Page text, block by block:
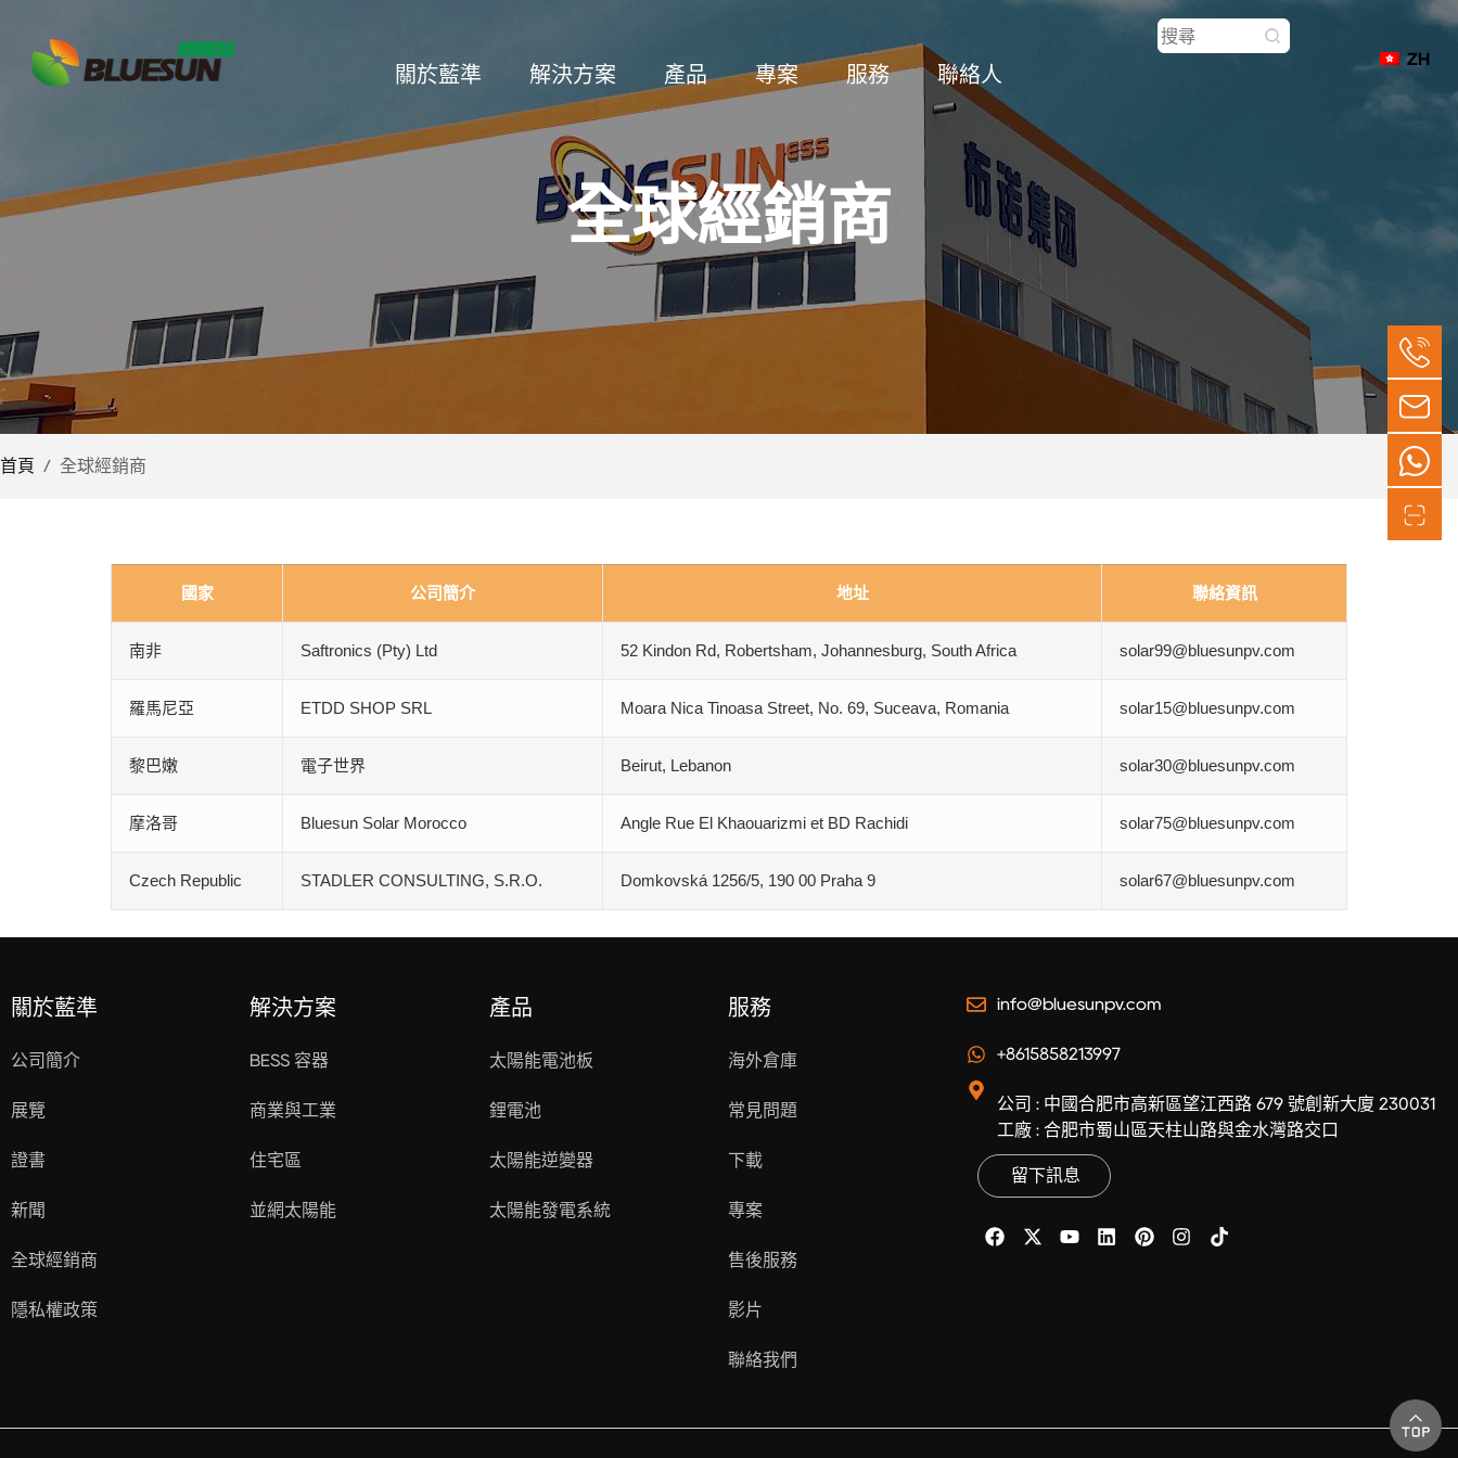
關於藍準 解決方案 產品 專案 服務 聯絡人
ZH
全球經銷商
首頁 / 全球經銷商
國家 公司簡介 地址 聯絡資訊
南非 Saftronics (Pty) Ltd 52 Kindon Rd, Robertsham, Johannesburg, South Africa solar99@bluesunpv.com
羅馬尼亞 ETDD SHOP SRL Moara Nica Tinoasa Street, No. 69, Suceava, Romania solar15@bluesunpv.com
黎巴嫩 電子世界 Beirut, Lebanon solar30@bluesunpv.com
摩洛哥 Bluesun Solar Morocco Angle Rue El Khaouarizmi et BD Rachidi solar75@bluesunpv.com
Czech Republic STADLER CONSULTING, S.R.O. Domkovská 1256/5, 190 00 Praha 9 solar67@bluesunpv.com
關於藍準
公司簡介
展覽
證書
新聞
全球經銷商
隱私權政策
解決方案
BESS 容器
商業與工業
住宅區
並網太陽能
產品
太陽能電池板
鋰電池
太陽能逆變器
太陽能發電系統
服務
海外倉庫
常見問題
下載
專案
售後服務
影片
聯絡我們
info@bluesunpv.com
+8615858213997
公司 : 中國合肥市高新區望江西路 679 號創新大廈 230031
工廠 : 合肥市蜀山區天柱山路與金水灣路交口
留下訊息